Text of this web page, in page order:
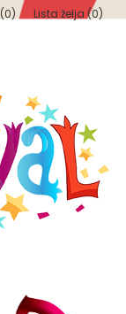
(0) Lista želja (0)